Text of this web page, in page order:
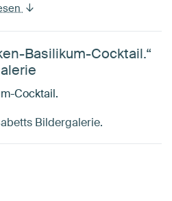
Basilikum-Cocktail.“
Cocktail.
Bildergalerie.